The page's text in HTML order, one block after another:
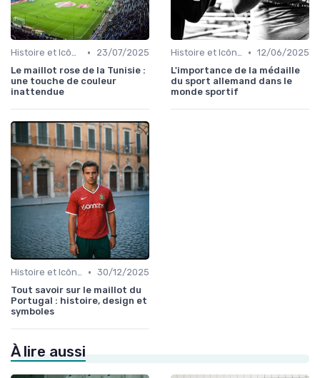
Histoire et Icônes du Sport •
23/07/2025
Le maillot rose de la Tunisie :
une touche de couleur
inattendue
Histoire et Icônes du Sport • 12/06/2025
L'importance de la médaille
du sport allemand dans le
monde sportif
Histoire et Icônes du Sport • 30/12/2025
Tout savoir sur le maillot du
Portugal : histoire, design et
symboles
À lire aussi